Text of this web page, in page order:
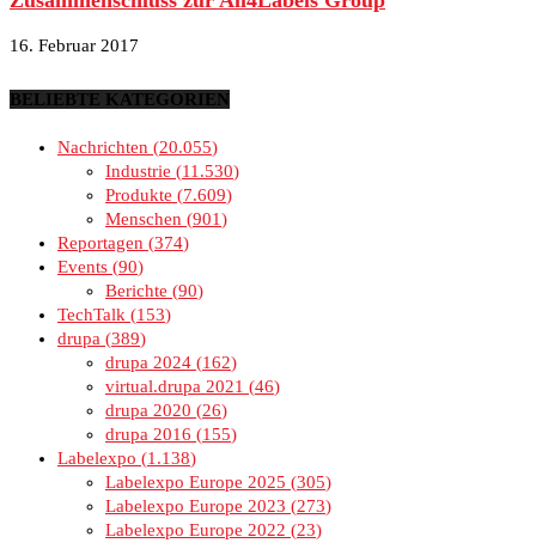
16. Februar 2017
BELIEBTE KATEGORIEN
Nachrichten
20.055
Industrie
11.530
Produkte
7.609
Menschen
901
Reportagen
374
Events 90
Berichte
90
TechTalk
153
drupa
389
drupa 2024
162
virtual.drupa 2021
46
drupa 2020
26
drupa 2016
155
Labelexpo
1.138
Labelexpo Europe 2025
305
Labelexpo Europe 2023
273
Labelexpo Europe 2022
23